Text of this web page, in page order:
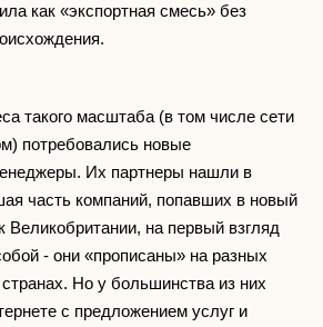
как «экспортная смесь» без
такого масштаба (в том числе сети
потребовались новые
Их партнеры нашли в
часть компаний, попавших в новый
Великобритании, на первый взгляд
- они «прописаны» на разных
Но у большинства из них
с предложением услуг и